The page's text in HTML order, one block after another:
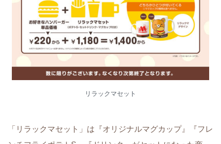
リラックマセット
「リラックマセット」は『オリジナルマグカップ』『フレ